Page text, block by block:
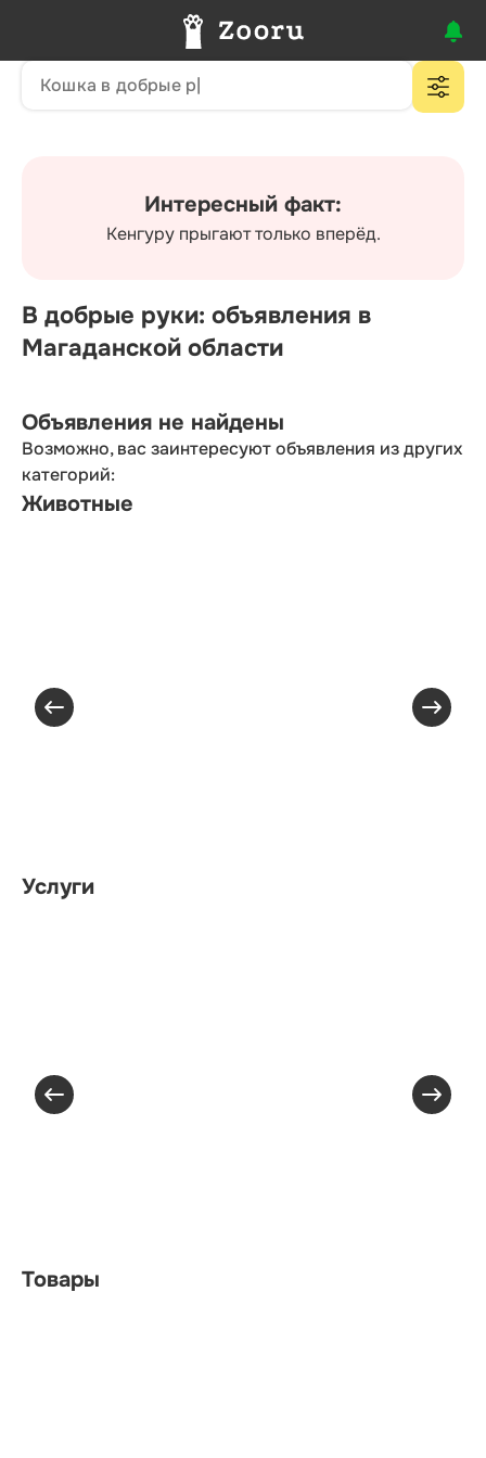
Интересный факт:
Кенгуру прыгают только вперёд.
В добрые руки: объявления в
Магаданской области
Объявления не найдены
Возможно, вас заинтересуют объявления из других
категорий:
Животные
Услуги
Товары